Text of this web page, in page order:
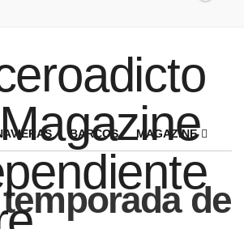
BARCOS MAGAZINE
de